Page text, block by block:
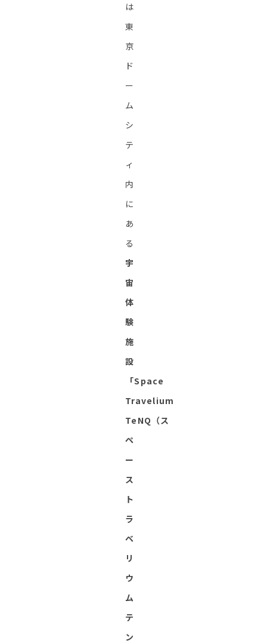
は
東
京
ド
ー
ム
シ
テ
ィ
内
に
あ
る
宇
宙
体
験
施
設
「Space
Travelium
TeNQ（ス
ペ
ー
ス
ト
ラ
ベ
リ
ウ
ム
テ
ン